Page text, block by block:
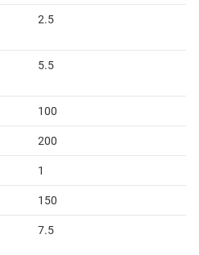
2.5
5.5
100
200
1
150
7.5